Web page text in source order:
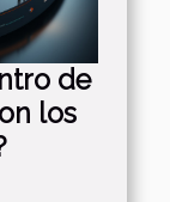
de
los